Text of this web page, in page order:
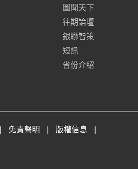
圖聞天下
往期論壇
銀聯智策
短訊
省份介紹
免責聲明 版權信息